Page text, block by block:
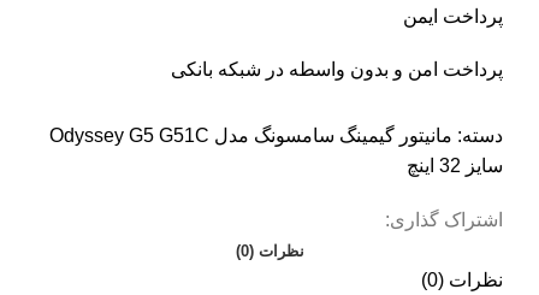
پرداخت ایمن
پرداخت امن و بدون واسطه در شبکه بانکی
دسته:
مانیتور گیمینگ سامسونگ مدل Odyssey G5 G51C
سایز 32 اینچ
اشتراک گذاری:
نظرات (0)
نظرات (0)